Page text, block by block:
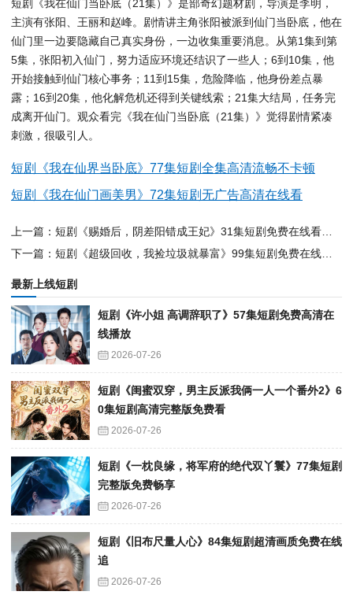
短剧《我在仙门当卧底（21集）》是部奇幻题材剧，导演是李明，
主演有张阳、王丽和赵峰。剧情讲主角张阳被派到仙门当卧底，他在
仙门里一边要隐藏自己真实身份，一边收集重要消息。从第1集到第
5集，张阳初入仙门，努力适应环境还结识了一些人；6到10集，他
开始接触到仙门核心事务；11到15集，危险降临，他身份差点暴
露；16到20集，他化解危机还得到关键线索；21集大结局，任务完
成离开仙门。观众看完《我在仙门当卧底（21集）》觉得剧情紧凑
刺激，很吸引人。
短剧《我在仙界当卧底》77集短剧全集高清流畅不卡顿
短剧《我在仙门画美男》72集短剧无广告高清在线看
最新上线短剧
短剧《许小姐 高调辞职了》57集短剧免费高清在
线播放
2026-07-26
短剧《闺蜜双穿，男主反派我俩一人一个番外2》6
0集短剧高清完整版免费看
2026-07-26
短剧《一枕良缘，将军府的绝代双丫鬟》77集短剧
完整版免费畅享
2026-07-26
短剧《旧布尺量人心》84集短剧超清画质免费在线
追
2026-07-26